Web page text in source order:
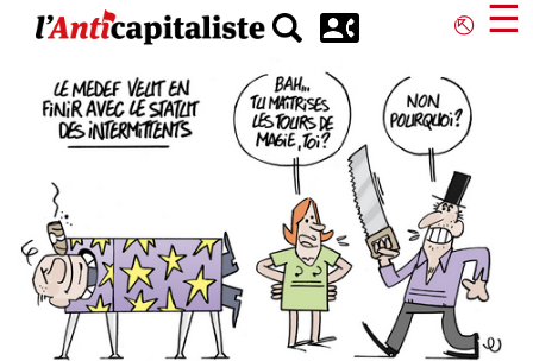
principal
⎋ ☰